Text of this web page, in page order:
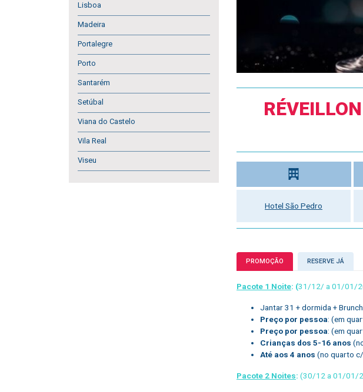
Lisboa
Madeira
Portalegre
Porto
Santarém
Setúbal
Viana do Castelo
Vila Real
Viseu
Hotel São Pedro
PROMOÇÃO RESERVE JÁ
Pacote 1 Noite: (31/12/ a 01/01/
Jantar 31 + dormida +
Preço por pessoa: (em
Preço por pessoa: (em
Crianças dos 5-16 anos
Até aos 4 anos (no quarto
Pacote 2 Noites: (30/12 a 01/01/